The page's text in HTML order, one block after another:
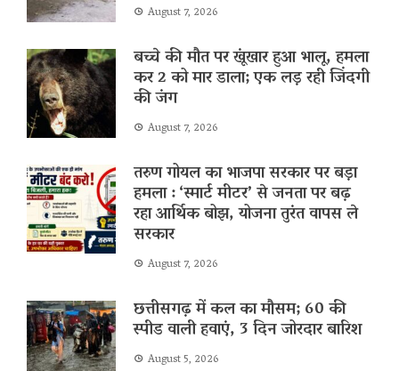
August 7, 2026
बच्चे की मौत पर खूंखार हुआ भालू, हमला
कर 2 को मार डाला; एक लड़ रही जिंदगी
की जंग
August 7, 2026
तरुण गोयल का भाजपा सरकार पर बड़ा
हमला : ‘स्मार्ट मीटर’ से जनता पर बढ़
रहा आर्थिक बोझ, योजना तुरंत वापस ले
सरकार
August 7, 2026
छत्तीसगढ़ में कल का मौसम; 60 की
स्पीड वाली हवाएं, 3 दिन जोरदार बारिश
August 5, 2026